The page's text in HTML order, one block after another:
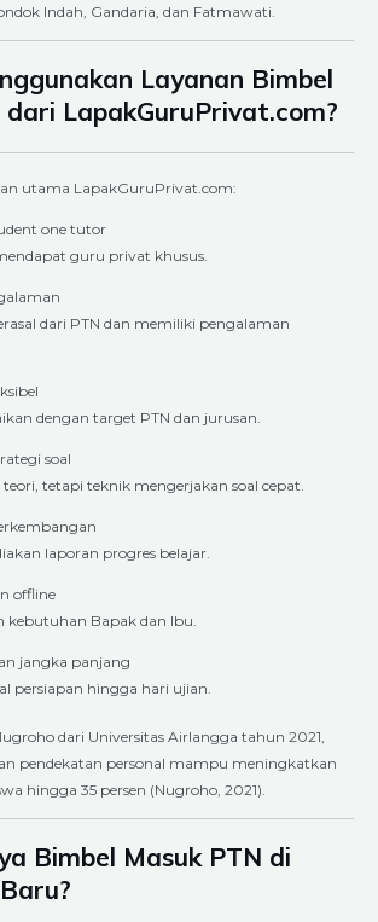
Indah, Gandaria, dan Fatmawati.
Layanan Bimbel
dari LapakGuruPrivat.com?
utama LapakGuruPrivat.com:
one tutor
guru privat khusus.
dari PTN dan memiliki pengalaman
dengan target PTN dan jurusan.
soal
tetapi teknik mengerjakan soal cepat.
laporan progres belajar.
offline
kebutuhan Bapak dan Ibu.
jangka panjang
persiapan hingga hari ujian.
dari Universitas Airlangga tahun 2021,
pendekatan personal mampu meningkatkan
hingga 35 persen (Nugroho, 2021).
Bimbel Masuk PTN di